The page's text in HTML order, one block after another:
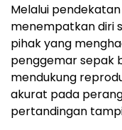
Melalui
menempatkan diri
pihak yang
penggemar sepak
mendukung
akurat pada
pertandingan